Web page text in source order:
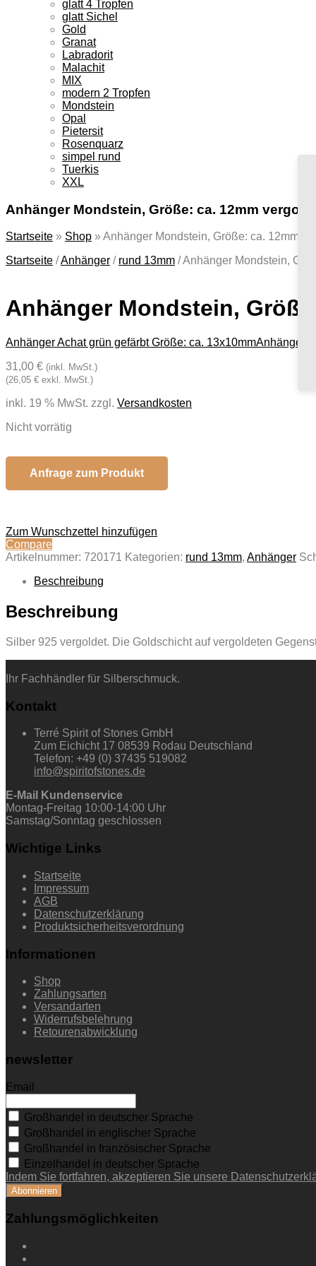
glatt 4 Tropfen
glatt Sichel
Gold
Granat
Labradorit
Malachit
MIX
modern 2 Tropfen
Mondstein
Opal
Pietersit
Rosenquarz
simpel rund
Tuerkis
XXL
Anhänger Mondstein, Größe: ca. 12mm
Startseite » Shop »Anhänger Mondstein, Größe: ca. 12mm
Startseite /Anhänger / rund 13mm /Anhänger Mondstein,
Anhänger Mondstein,
Anhänger Achat grün gefärbt Größe: ca. 13x10mmAnhänger
31,00 € (inkl. MwSt.)
(26,05 € exkl. MwSt.)
inkl. 19 % MwSt. zzgl. Versandkosten
Nicht vorrätig
Anfrage zum Produkt
Zum Wunschzettel hinzufügen
Compare
Artikelnummer: 720171 Kategorien: rund 13mm, Anhänger
Beschreibung
Beschreibung
Silber 925 vergoldet. Die Goldschicht auf vergoldeten
Ihr Fachhändler für Silberschmuck.
Kontakt
Terré Spirit of Stones GmbH
Zum Eichicht 17 08539 Rodau Deutschland
Telefon: +49 (0) 37435 519082
info@spiritofstones.de
E-Mail Kundenservice
Montag-Freitag 10:00-14:00 Uhr
Samstag/Sonntag geschlossen
Wichtige Links
Startseite
Impressum
AGB
Datenschutzerklärung
Produktsicherheitsverordnung
Informationen
Shop
Zahlungsarten
Versandarten
Widerrufsbelehrung
Retourenabwicklung
newsletter
Email
Großhandel in deutscher Sprache
Großhandel in englischer Sprache
Großhandel in französischer Sprache
Einzelhandel in deutscher Sprache
Indem Sie fortfahren, akzeptieren Sie unsere
Zahlungsmöglichkeiten